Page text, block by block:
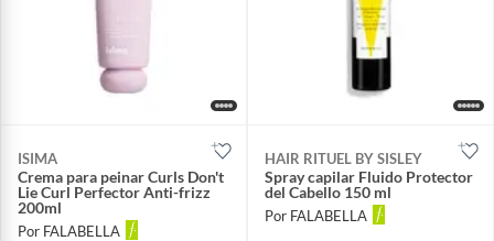
ISIMA
Crema para peinar Curls Don't
Lie Curl Perfector Anti-frizz
200ml
Por FALABELLA
HAIR RITUEL BY SISLEY
Spray capilar Fluido Protector
del Cabello 150 ml
Por FALABELLA